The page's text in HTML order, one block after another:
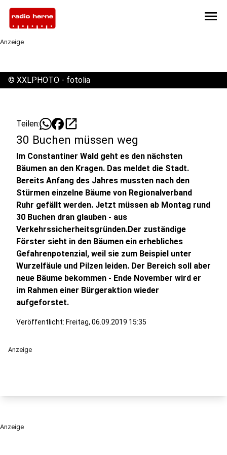
menu
Anzeige
© XXLPHOTO - fotolia
Teilen: open_in_new
30 Buchen müssen weg
Im Constantiner Wald geht es den nächsten
Bäumen an den Kragen. Das meldet die Stadt.
Bereits Anfang des Jahres mussten nach den
Stürmen einzelne Bäume von Regionalverband
Ruhr gefällt werden. Jetzt müssen ab Montag rund
30 Buchen dran glauben - aus
Verkehrssicherheitsgründen.Der zuständige
Förster sieht in den Bäumen ein erhebliches
Gefahrenpotenzial, weil sie zum Beispiel unter
Wurzelfäule und Pilzen leiden. Der Bereich soll aber
neue Bäume bekommen - Ende November wird er
im Rahmen einer Bürgeraktion wieder
aufgeforstet.
Veröffentlicht: Freitag, 06.09.2019 15:35
Anzeige
Anzeige